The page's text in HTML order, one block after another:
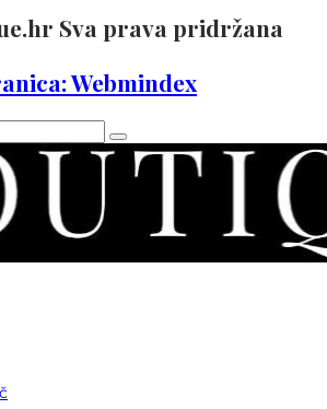
Sva prava pridržana
Webmindex